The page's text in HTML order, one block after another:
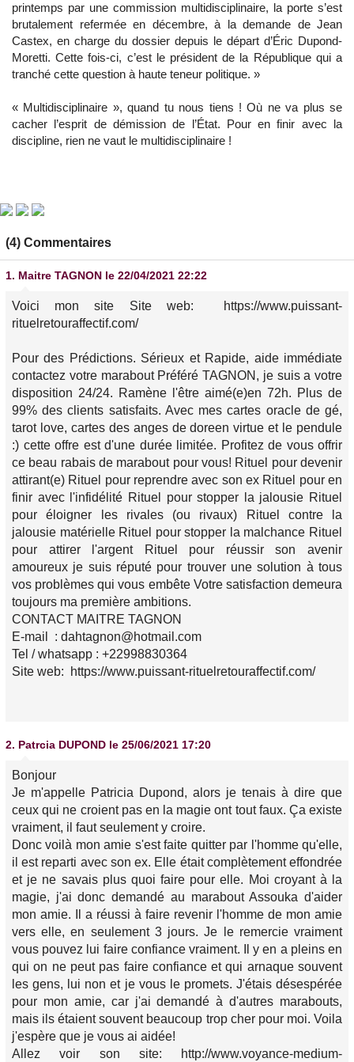
printemps par une commission multidisciplinaire, la porte s’est
brutalement refermée en décembre, à la demande de Jean
Castex, en charge du dossier depuis le départ d’Éric Dupond-
Moretti. Cette fois-ci, c’est le président de la République qui a
tranché cette question à haute teneur politique. »
« Multidisciplinaire », quand tu nous tiens ! Où ne va plus se
cacher l’esprit de démission de l’État. Pour en finir avec la
discipline, rien ne vaut le multidisciplinaire !
(4) Commentaires
1. Maitre TAGNON le 22/04/2021 22:22
Voici mon site Site web: https://www.puissant-
rituelretouraffectif.com/
Pour des Prédictions. Sérieux et Rapide, aide immédiate
contactez votre marabout Préféré TAGNON, je suis a votre
disposition 24/24. Ramène l'être aimé(e)en 72h. Plus de
99% des clients satisfaits. Avec mes cartes oracle de gé,
tarot love, cartes des anges de doreen virtue et le pendule
:) cette offre est d'une durée limitée. Profitez de vous offrir
ce beau rabais de marabout pour vous! Rituel pour devenir
attirant(e) Rituel pour reprendre avec son ex Rituel pour en
finir avec l'infidélité Rituel pour stopper la jalousie Rituel
pour éloigner les rivales (ou rivaux) Rituel contre la
jalousie matérielle Rituel pour stopper la malchance Rituel
pour attirer l'argent Rituel pour réussir son avenir
amoureux je suis réputé pour trouver une solution à tous
vos problèmes qui vous embête Votre satisfaction demeura
toujours ma première ambitions.
CONTACT MAITRE TAGNON
E-mail : dahtagnon@hotmail.com
Tel / whatsapp : +22998830364
Site web: https://www.puissant-rituelretouraffectif.com/
2. Patrcia DUPOND le 25/06/2021 17:20
Bonjour
Je m'appelle Patricia Dupond, alors je tenais à dire que
ceux qui ne croient pas en la magie ont tout faux. Ça existe
vraiment, il faut seulement y croire.
Donc voilà mon amie s'est faite quitter par l'homme qu'elle,
il est reparti avec son ex. Elle était complètement effondrée
et je ne savais plus quoi faire pour elle. Moi croyant à la
magie, j'ai donc demandé au marabout Assouka d'aider
mon amie. Il a réussi à faire revenir l'homme de mon amie
vers elle, en seulement 3 jours. Je le remercie vraiment
vous pouvez lui faire confiance vraiment. Il y en a pleins en
qui on ne peut pas faire confiance et qui arnaque souvent
les gens, lui non et je vous le promets. J'étais désespérée
pour mon amie, car j'ai demandé à d'autres marabouts,
mais ils étaient souvent beaucoup trop cher pour moi. Voila
j'espère que je vous ai aidée!
Allez voir son site: http://www.voyance-medium-